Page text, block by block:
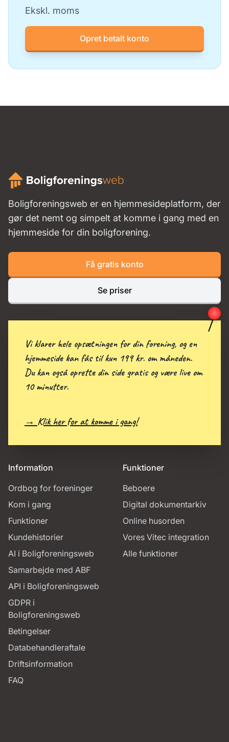
Ekskl. moms
Opret betalt konto
Boligforeningsweb er en hjemmesideplatform, der
gør det nemt og simpelt at komme i gang med en
hjemmeside for din boligforening.
Få gratis konto
Se priser
Information
Ordbog for foreninger
Kom i gang
Funktioner
Kundehistorier
AI i Boligforeningsweb
Samarbejde med ABF
API i Boligforeningsweb
GDPR i
Boligforeningsweb
Betingelser
Databehandleraftale
Driftsinformation
FAQ
Funktioner
Beboere
Digital dokumentarkiv
Online husorden
Vores Vitec integration
Alle funktioner
Vi klarer hele opsætningen for din forening, og en
hjemmeside kan fås til kun 199 kr. om måneden.
Du kan også oprette din side gratis og være live om
10 minutter.
→ Klik her for at komme i gang!